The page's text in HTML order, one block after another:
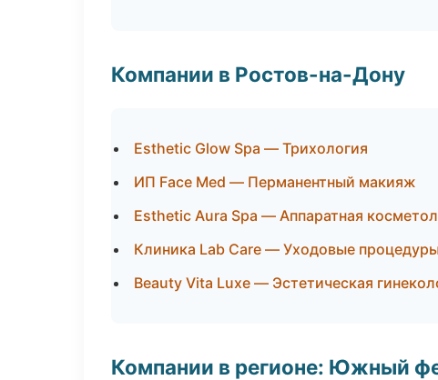
Компании в Ростов-на-Дону
Esthetic Glow Spa — Трихология
ИП Face Med — Перманентный макияж
Esthetic Aura Spa — Аппаратная
Клиника Lab Care — Уходовые
Beauty Vita Luxe — Эстетическая
Компании в регионе: Южный